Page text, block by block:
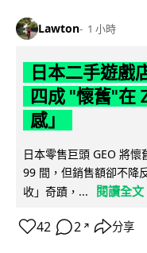
Lawton 1 小時
日本二手遊戲
四成 "懷舊"在
感」
日本零售巨頭 GEO 將
99 間，但銷售額卻不降
收」奇蹟，...
閱讀全文
42 2 ↗ 分享